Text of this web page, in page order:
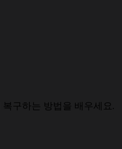
구하는 방법을 배우세요.